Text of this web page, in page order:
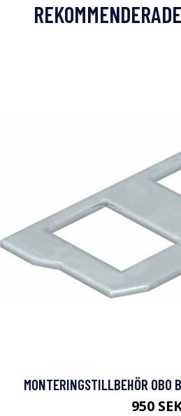
MONTERINGSTILLBEHÖR OBO
950